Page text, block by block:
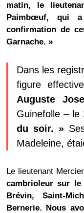
matin, le
Paimbœuf, qui
confirmation de
Garnache. »
Dans les
figure
Auguste
Guinefolle – le
du soir. »
Madeleine,
Le lieutenant Mercier
cambrioleur sur
Brévin, Saint-
Bernerie. Nous